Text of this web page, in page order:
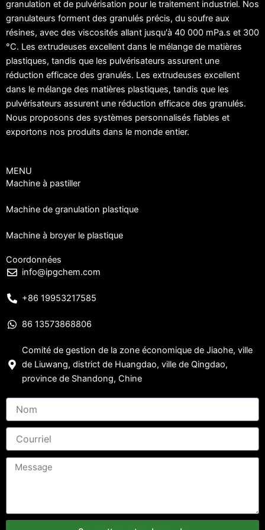
granulation et de pulvérisation pour le traitement industriel. Nos
granulateurs forment des granulés précis, du soufre aux
résines, avec des viscosités allant jusqu'à 40 000 mPa.s et 300
°C. Les extrudeuses excellent dans le mélange de matières
plastiques, tandis que les pulvérisateurs assurent une
réduction efficace des granulés. Les extrudeuses excellent
dans le mélange des matières plastiques, tandis que les
pulvérisateurs assurent une réduction efficace des granulés.
Nous proposons des systèmes personnalisés fiables et
exportons nos produits dans le monde entier.
MENU
Machine à pastiller
Machine de granulation plastique
Machine à broyer le plastique
Coordonnées
info@ipgchem.com
+86 19953217585
86 13573868806
Comité de gestion de la zone économique de Jiaohe, ville
de Liuwang, district de Huangdao, ville de Qingdao,
province de Shandong, Chine